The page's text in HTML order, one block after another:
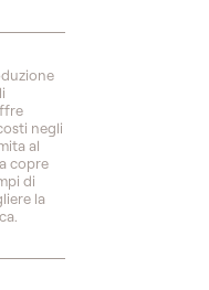
negli
al
copre
di
la